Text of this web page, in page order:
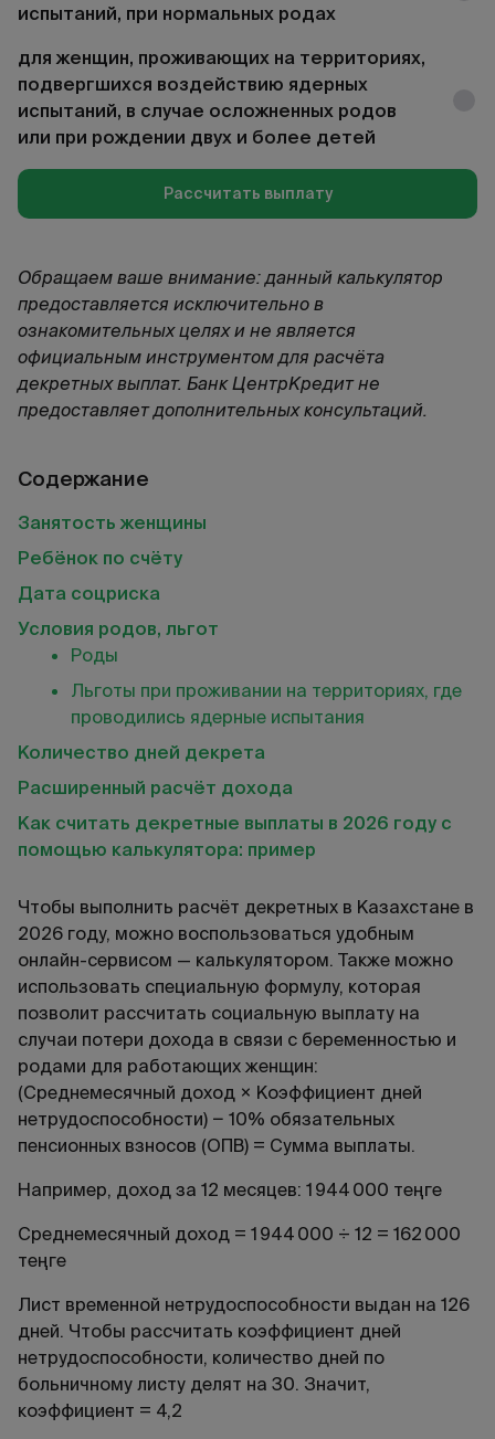
испытаний, при нормальных родах
для женщин, проживающих на территориях,
подвергшихся воздействию ядерных
испытаний, в случае осложненных родов
или при рождении двух и более детей
Рассчитать выплату
Обращаем ваше внимание: данный калькулятор
предоставляется исключительно в
ознакомительных целях и не является
официальным инструментом для расчёта
декретных выплат. Банк ЦентрКредит не
предоставляет дополнительных консультаций.
Содержание
Занятость женщины
Ребёнок по счёту
Дата соцриска
Условия родов, льгот
Роды
Льготы при проживании на территориях, где
проводились ядерные испытания
Количество дней декрета
Расширенный расчёт дохода
Как считать декретные выплаты в 2026 году с
помощью калькулятора: пример
Чтобы выполнить расчёт декретных в Казахстане в
2026 году, можно воспользоваться удобным
онлайн-сервисом — калькулятором. Также можно
использовать специальную формулу, которая
позволит рассчитать социальную выплату на
случаи потери дохода в связи с беременностью и
родами для работающих женщин:
(Среднемесячный доход × Коэффициент дней
нетрудоспособности) − 10% обязательных
пенсионных взносов (ОПВ) = Сумма выплаты.
Например, доход за 12 месяцев: 1 944 000 теңге
Среднемесячный доход = 1 944 000 ÷ 12 = 162 000
теңге
Лист временной нетрудоспособности выдан на 126
дней. Чтобы рассчитать коэффициент дней
нетрудоспособности, количество дней по
больничному листу делят на 30. Значит,
коэффициент = 4,2